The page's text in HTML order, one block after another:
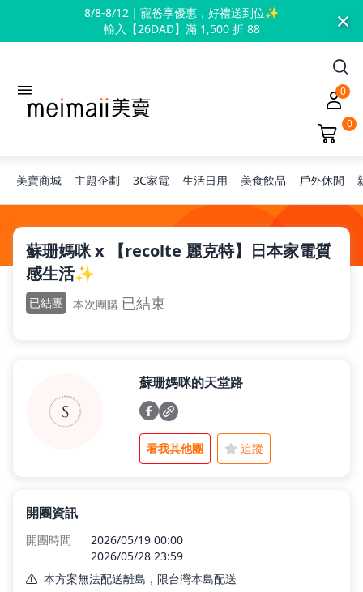
8/8-8/12｜寵爸享優惠，好禮送到位✨
輸入【26DAD】滿 1,500 折 88
×
0
0
美賣商城 主題企劃
旅行神隊友
露營凹豆咖
父親節好禮
新品快遞
3C家電 生活日用 美食飲品 戶外休閒
蘇珊媽咪的天堂路
看我其他團 追蹤
開團資訊
開團時間
2026/05/19 00:00
2026/05/28 23:59
本方案無法配送離島，限台灣本島配送
蘇珊媽咪 x 【recolte 麗克特】日本家電質
感生活✨
已結團 本次團購 已結束